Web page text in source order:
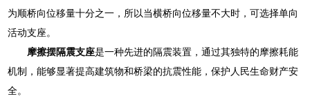
为顺桥向位移量十分之一，所以当横桥向位移量不大时，可选择单向
活动支座。
摩擦摆隔震支座是一种先进的隔震装置，通过其独特的摩擦耗能
机制，能够显著提高建筑物和桥梁的抗震性能，保护人民生命财产安
全。